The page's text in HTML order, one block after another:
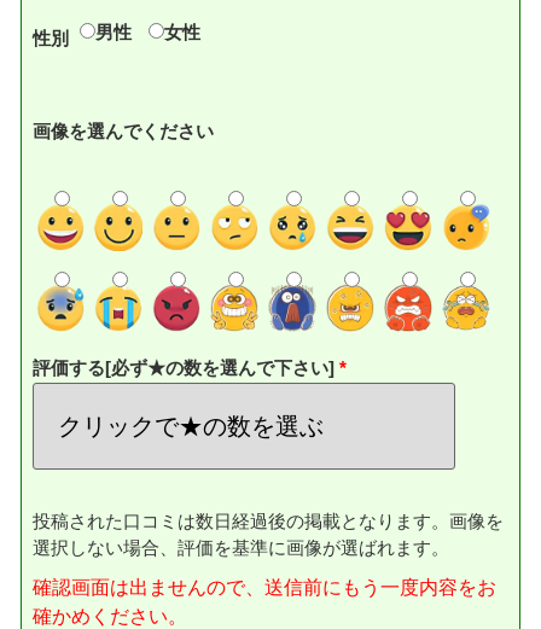
性別 男性 女性
画像を選んでください
評価する[必ず★の数を選んで下さい]
投稿された口コミは数日経過後の掲載となります。画像を
選択しない場合、評価を基準に画像が選ばれます。
確認画面は出ませんので、送信前にもう一度内容をお
確かめください。